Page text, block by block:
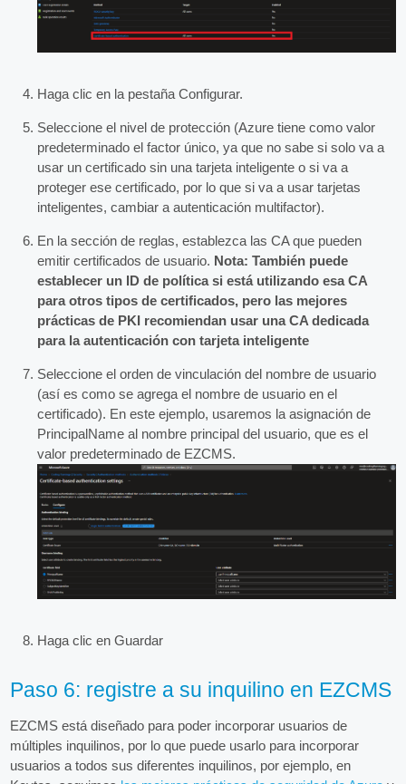
Haga clic en la pestaña Configurar.
Seleccione el nivel de protección (Azure tiene como valor
predeterminado el factor único, ya que no sabe si solo va a
usar un certificado sin una tarjeta inteligente o si va a
proteger ese certificado, por lo que si va a usar tarjetas
inteligentes, cambiar a autenticación multifactor).
En la sección de reglas, establezca las CA que pueden
emitir certificados de usuario. Nota: También puede
establecer un ID de política si está utilizando esa CA
para otros tipos de certificados, pero las mejores
prácticas de PKI recomiendan usar una CA dedicada
para la autenticación con tarjeta inteligente
Seleccione el orden de vinculación del nombre de usuario
(así es como se agrega el nombre de usuario en el
certificado). En este ejemplo, usaremos la asignación de
PrincipalName al nombre principal del usuario, que es el
valor predeterminado de EZCMS.
Haga clic en Guardar
Paso 6: registre a su inquilino en EZCMS
EZCMS está diseñado para poder incorporar usuarios de
múltiples inquilinos, por lo que puede usarlo para incorporar
usuarios a todos sus diferentes inquilinos, por ejemplo, en